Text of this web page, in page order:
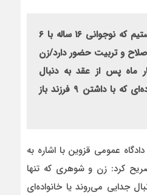
شادمند: امروز شاهد هستیم که نوجوانی ۱۶ ساله با ۶
و تربیت حضور دارد/زن
ماه پس از عقد به دنبال
جدایی می‌روند یا خانواده‌ای که با داشتن ۹ فرزند باز
عمومی قزوین با اشاره به
کرد: زن و شوهری که تنها
جدایی می‌روند یا خانواده‌ای